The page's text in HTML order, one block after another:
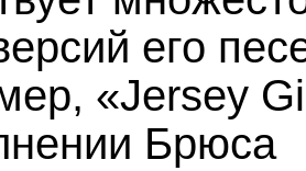
его
«Jersey
Брюса